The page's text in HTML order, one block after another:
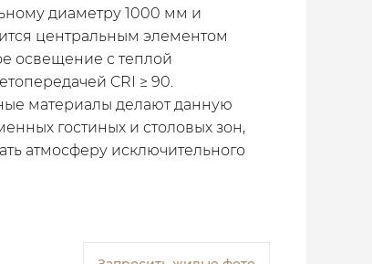
диаметру 1000 мм и
центральным элементом
освещение с теплой
CRI ≥ 90.
материалы делают данную
гостиных и столовых зон,
атмосферу исключительного